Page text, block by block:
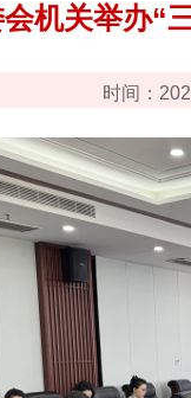
机关举办“
时间：